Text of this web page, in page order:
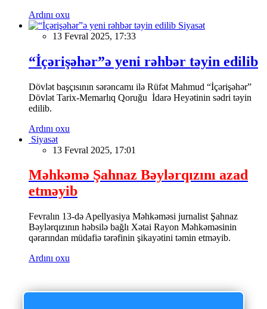
Ardını oxu
Siyasət
13 Fevral 2025, 17:33
“İçərişəhər”ə yeni rəhbər təyin edilib
Dövlət başçısının sərəncamı ilə Rüfət Mahmud “İçərişəhər”
Dövlət Tarix-Memarlıq Qoruğu İdarə Heyətinin sədri təyin
edilib.
Ardını oxu
Siyasət
13 Fevral 2025, 17:01
Məhkəmə Şahnaz Bəylərqızını azad
etməyib
Fevralın 13-də Apellyasiya Məhkəməsi jurnalist Şahnaz
Bəylərqızının həbsilə bağlı Xətai Rayon Məhkəməsinin
qərarından müdafiə tərəfinin şikayətini təmin etməyib.
Ardını oxu